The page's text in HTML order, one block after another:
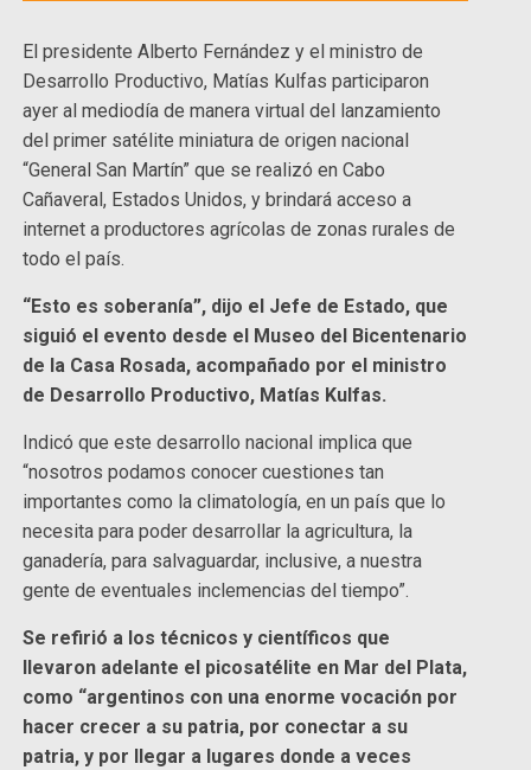
El presidente Alberto Fernández y el ministro de
Desarrollo Productivo, Matías Kulfas participaron
ayer al mediodía de manera virtual del lanzamiento
del primer satélite miniatura de origen nacional
“General San Martín” que se realizó en Cabo
Cañaveral, Estados Unidos, y brindará acceso a
internet a productores agrícolas de zonas rurales de
todo el país.
“Esto es soberanía”, dijo el Jefe de Estado, que
siguió el evento desde el Museo del Bicentenario
de la Casa Rosada, acompañado por el ministro
de Desarrollo Productivo, Matías Kulfas.
Indicó que este desarrollo nacional implica que
“nosotros podamos conocer cuestiones tan
importantes como la climatología, en un país que lo
necesita para poder desarrollar la agricultura, la
ganadería, para salvaguardar, inclusive, a nuestra
gente de eventuales inclemencias del tiempo”.
Se refirió a los técnicos y científicos que
llevaron adelante el picosatélite en Mar del Plata,
como “argentinos con una enorme vocación por
hacer crecer a su patria, por conectar a su
patria, y por llegar a lugares donde a veces